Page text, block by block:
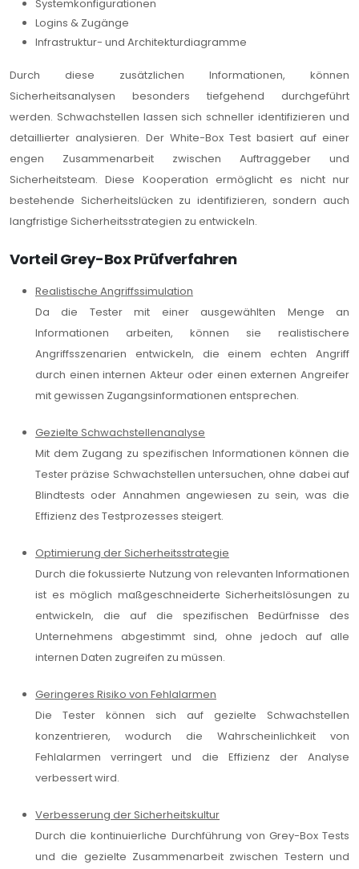
Systemkonfigurationen
Logins & Zugänge
Infrastruktur- und Architekturdiagramme
Durch diese zusätzlichen Informationen, können
Sicherheitsanalysen besonders tiefgehend durchgeführt
werden. Schwachstellen lassen sich schneller identifizieren und
detaillierter analysieren. Der White-Box Test basiert auf einer
engen Zusammenarbeit zwischen Auftraggeber und
Sicherheitsteam. Diese Kooperation ermöglicht es nicht nur
bestehende Sicherheitslücken zu identifizieren, sondern auch
langfristige Sicherheitsstrategien zu entwickeln.
Vorteil Grey-Box Prüfverfahren
Realistische Angriffssimulation
Da die Tester mit einer ausgewählten Menge an
Informationen arbeiten, können sie realistischere
Angriffsszenarien entwickeln, die einem echten Angriff
durch einen internen Akteur oder einen externen Angreifer
mit gewissen Zugangsinformationen entsprechen.
Gezielte Schwachstellenanalyse
Mit dem Zugang zu spezifischen Informationen können die
Tester präzise Schwachstellen untersuchen, ohne dabei auf
Blindtests oder Annahmen angewiesen zu sein, was die
Effizienz des Testprozesses steigert.
Optimierung der Sicherheitsstrategie
Durch die fokussierte Nutzung von relevanten Informationen
ist es möglich maßgeschneiderte Sicherheitslösungen zu
entwickeln, die auf die spezifischen Bedürfnisse des
Unternehmens abgestimmt sind, ohne jedoch auf alle
internen Daten zugreifen zu müssen.
Geringeres Risiko von Fehlalarmen
Die Tester können sich auf gezielte Schwachstellen
konzentrieren, wodurch die Wahrscheinlichkeit von
Fehlalarmen verringert und die Effizienz der Analyse
verbessert wird.
Verbesserung der Sicherheitskultur
Durch die kontinuierliche Durchführung von Grey-Box Tests
und die gezielte Zusammenarbeit zwischen Testern und